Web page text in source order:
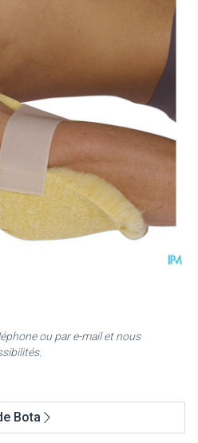
ou par e-mail et nous
Bota